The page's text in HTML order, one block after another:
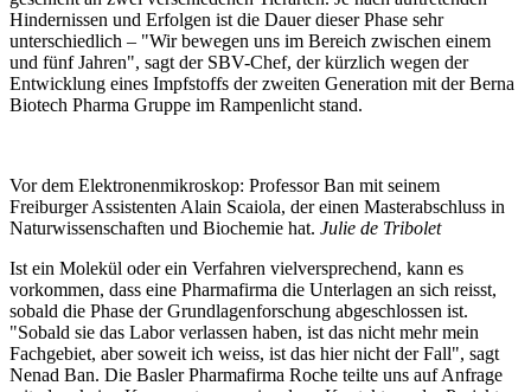
Hindernissen und Erfolgen ist die Dauer dieser Phase sehr
unterschiedlich – "Wir bewegen uns im Bereich zwischen einem
und fünf Jahren", sagt der SBV-Chef, der kürzlich wegen der
Entwicklung eines Impfstoffs der zweiten Generation mit der Berna
Biotech Pharma Gruppe im Rampenlicht stand.
Vor dem Elektronenmikroskop: Professor Ban mit seinem
Freiburger Assistenten Alain Scaiola, der einen Masterabschluss in
Naturwissenschaften und Biochemie hat. Julie de Tribolet
Ist ein Molekül oder ein Verfahren vielversprechend, kann es
vorkommen, dass eine Pharmafirma die Unterlagen an sich reisst,
sobald die Phase der Grundlagenforschung abgeschlossen ist.
"Sobald sie das Labor verlassen haben, ist das nicht mehr mein
Fachgebiet, aber soweit ich weiss, ist das hier nicht der Fall", sagt
Nenad Ban. Die Basler Pharmafirma Roche teilte uns auf Anfrage